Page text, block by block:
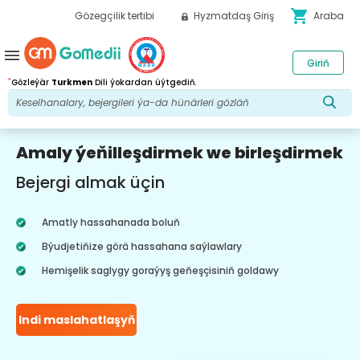
Gözegçilik tertibi Hyzmatdaş Giriş shopping_cart Araba
*Gözleýär Turkmen Dili ýokardan üýtgediň.
Giriň
menu
Amaly ýeňilleşdirmek we birleşdirmek
Bejergi almak üçin
Amatly hassahanada boluň
Býudjetiňize görä hassahana saýlawlary
Hemişelik saglygy goraýyş geňeşçisiniň goldawy
Indi maslahatlaşyň